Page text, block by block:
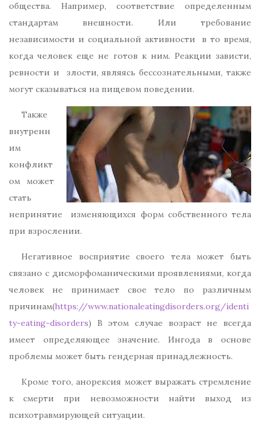
общества. Например, соответствие определенным
стандартам внешности. Или требование
независимости и социальной активности в то время,
когда человек еще не готов к ним. Реакции зависти,
ревности и злости, являясь бессознательными, также
могут сказываться на пищевом поведении.
Также
внутренн
им
конфликт
ом может
стать
непринятие изменяющихся форм собственного тела
при взрослении.
Негативное восприятие своего тела может быть
связано с дисморфоманическими проявлениями, когда
человек не принимает свое тело по различным
причинам(https://www.nationaleatingdisorders.org/identi
ty-eating-disorders) В этом случае возраст не всегда
имеет определяющее значение. Ингода в основе
проблемы может быть гендерная принадлежность.
Кроме того, анорексия может выражать стремление
к смерти при невозможности найти выход из
психотравмирующей ситуации.